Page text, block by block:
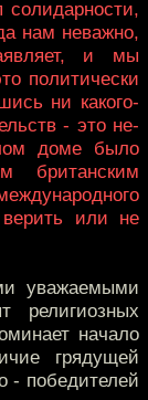
нам неважно,
и мы
политически
ни какого-
- это не-
доме было
британским
верить или не
уважаемыми
религиозных
начало
грядущей
- победителей